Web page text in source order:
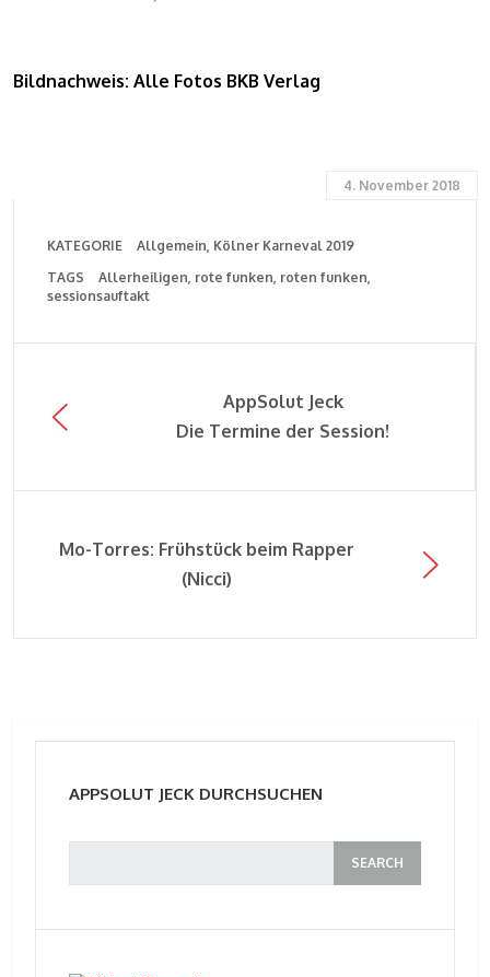
Bildnachweis: Alle Fotos BKB Verlag
4. November 2018
KATEGORIE Allgemein Kölner Karneval 2019
TAGS
Allerheiligen rote funken roten funken
sessionsauftakt
AppSolut Jeck
Die Termine der Session!
Mo-Torres: Frühstück beim Rapper
(Nicci)
APPSOLUT JECK DURCHSUCHEN